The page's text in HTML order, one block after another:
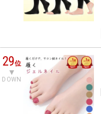
29位
DOWN